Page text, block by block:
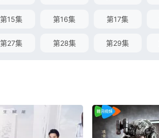
第15集 第16集 第17集
第27集 第28集 第29集